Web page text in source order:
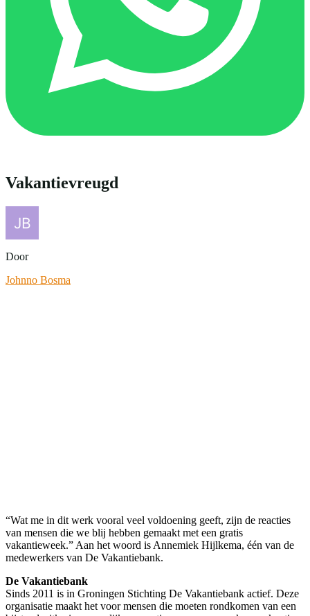
Vakantievreugd
Door
Johnno Bosma
“Wat me in dit werk vooral veel voldoening geeft, zijn de reacties
van mensen die we blij hebben gemaakt met een gratis
vakantieweek.” Aan het woord is Annemiek Hijlkema, één van de
medewerkers van De Vakantiebank.
De Vakantiebank
Sinds 2011 is in Groningen Stichting De Vakantiebank actief. Deze
organisatie maakt het voor mensen die moeten rondkomen van een